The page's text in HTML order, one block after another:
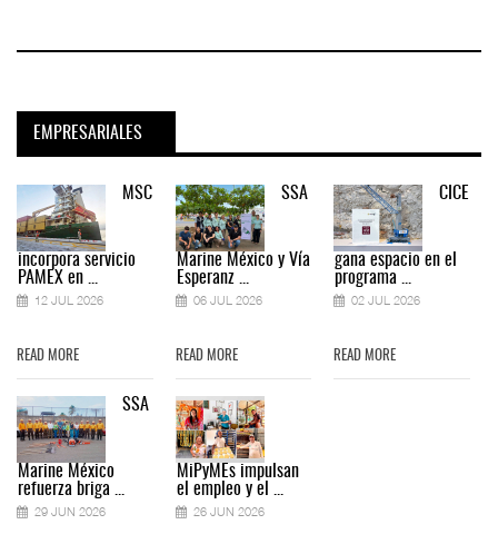
EMPRESARIALES
MSC
incorpora servicio
PAMEX en ...
12 JUL 2026
READ MORE
SSA
Marine México
refuerza briga ...
29 JUN 2026
SSA
Marine México y Vía
Esperanz ...
06 JUL 2026
READ MORE
MiPyMEs impulsan
el empleo y el ...
26 JUN 2026
CICE
gana espacio en el
programa ...
02 JUL 2026
READ MORE